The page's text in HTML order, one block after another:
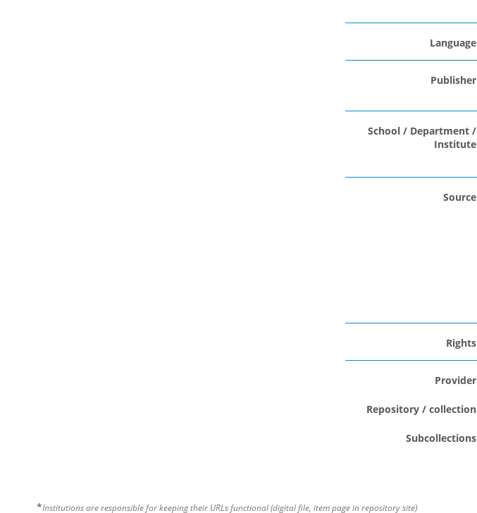
Language
Publisher
School / Department /
Institute
Source
Rights
Provider
Repository / collection
Subcollections
*Institutions are responsible for keeping their URLs functional (digital file, item page in repository site)